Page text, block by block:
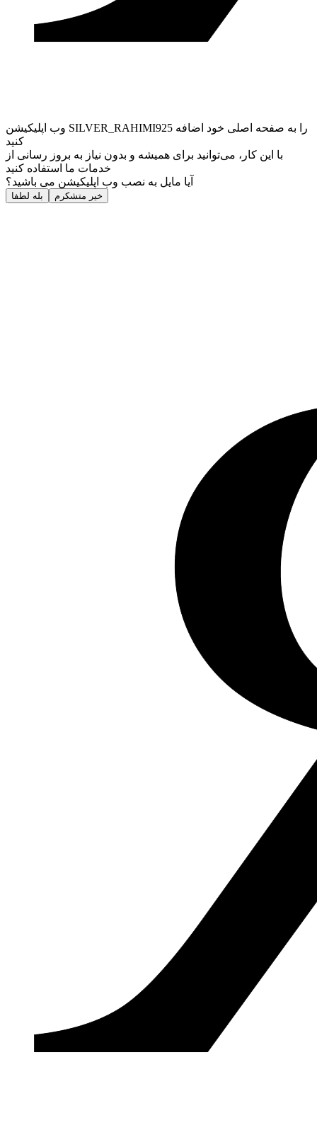
وب ‌اپلیکیشن SILVER_RAHIMI925 را به صفحه اصلی خود اضافه
کنید
با این کار، می‌توانید برای همیشه و بدون نیاز به بروز ‌رسانی از
خدمات ما استفاده کنید
آیا مایل به نصب وب اپلیکیشن می باشید؟
بله لطفا خیر متشکرم